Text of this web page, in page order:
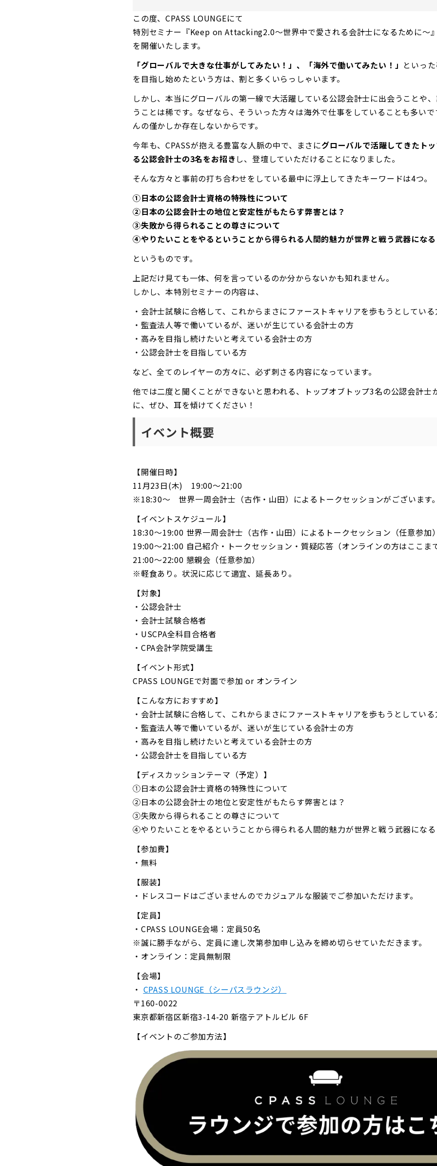
この度、CPASS LOUNGEにて
特別セミナー『Keep on Attacking2.0～世界中で愛される会計士になるために～』
を開催いたします。
「グローバルで大きな仕事がしてみたい！」、「海外で働いてみたい！」 といっ
を目指し始めたという方は、割と多くいらっしゃいます。
しかし、本当にグローバルの第一線で大活躍している公認会計士に出会うことや
うことは稀です。なぜなら、そういった方々は海外で仕事をしていることも多い
んの僅かしか存在しないからです。
今年も、CPASSが抱える豊富な人脈の中で、まさにグローバルで活躍してきたト
る公認会計士の3名をお招き し、登壇していただけることになりました。
そんな方々と事前の打ち合わせをしている最中に浮上してきたキーワードは4つ。
①日本の公認会計士資格の特殊性について
②日本の公認会計士の地位と安定性がもたらす弊害とは？
③失敗から得られることの尊さについて
④やりたいことをやるということから得られる人間的魅力が世界と戦う武器になる
というものです。
上記だけ見ても一体、何を言っているのか分からないかも知れません。
しかし、本特別セミナーの内容は、
・会計士試験に合格して、これからまさにファーストキャリアを歩もうとしている
・監査法人等で働いているが、迷いが生じている会計士の方
・高みを目指し続けたいと考えている会計士の方
・公認会計士を目指している方
など、全てのレイヤーの方々に、必ず刺さる内容になっています。
他では二度と聞くことができないと思われる、トップオブトップ3名の公認会計士
に、ぜひ、耳を傾けてください！
イベント概要
【開催日時】
11月23日(木) 19:00～21:00
※18:30～ 世界一周会計士（古作・山田）によるトークセッションがございます。
【イベントスケジュール】
18:30〜19:00 世界一周会計士（古作・山田）によるトークセッション（任意参加）
19:00〜21:00 自己紹介・トークセッション・質疑応答（オンラインの方はここまで
21:00〜22:00 懇親会（任意参加）
※軽食あり。状況に応じて適宜、延長あり。
【対象】
・公認会計士
・会計士試験合格者
・USCPA全科目合格者
・CPA会計学院受講生
【イベント形式】
CPASS LOUNGEで対面で参加 or オンライン
【こんな方におすすめ】
・会計士試験に合格して、これからまさにファーストキャリアを歩もうとしている
・監査法人等で働いているが、迷いが生じている会計士の方
・高みを目指し続けたいと考えている会計士の方
・公認会計士を目指している方
【ディスカッションテーマ（予定）】
①日本の公認会計士資格の特殊性について
②日本の公認会計士の地位と安定性がもたらす弊害とは？
③失敗から得られることの尊さについて
④やりたいことをやるということから得られる人間的魅力が世界と戦う武器になる
【参加費】
・無料
【服装】
・ドレスコードはございませんのでカジュアルな服装でご参加いただけます。
【定員】
・CPASS LOUNGE会場：定員50名
※誠に勝手ながら、定員に達し次第参加申し込みを締め切らせていただきます。
・オンライン：定員無制限
【会場】
・ CPASS LOUNGE（シーパスラウンジ）
〒160-0022
東京都新宿区新宿3-14-20 新宿テアトルビル 6F
【イベントのご参加方法】